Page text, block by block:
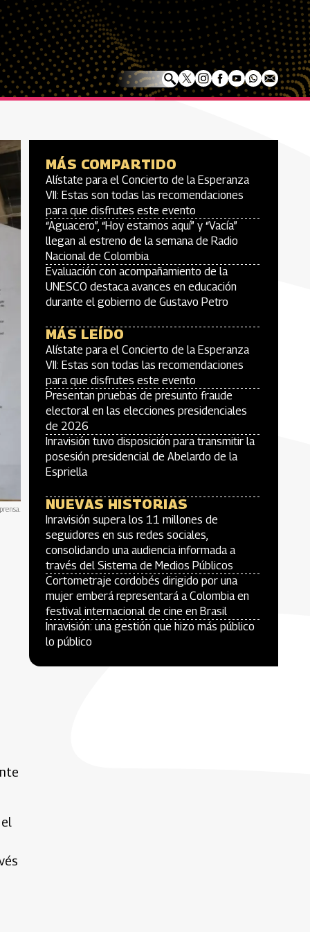
MÁS COMPARTIDO
Alístate para el Concierto de la Esperanza
VII: Estas son todas las recomendaciones
para que disfrutes este evento
“Aguacero”, “Hoy estamos aquí” y “Vacía”
llegan al estreno de la semana de Radio
Nacional de Colombia
Evaluación con acompañamiento de la
UNESCO destaca avances en educación
durante el gobierno de Gustavo Petro
MÁS LEÍDO
Alístate para el Concierto de la Esperanza
VII: Estas son todas las recomendaciones
para que disfrutes este evento
Presentan pruebas de presunto fraude
electoral en las elecciones presidenciales
de 2026
Inravisión tuvo disposición para transmitir la
posesión presidencial de Abelardo de la
Espriella
NUEVAS HISTORIAS
Inravisión supera los 11 millones de
seguidores en sus redes sociales,
consolidando una audiencia informada a
través del Sistema de Medios Públicos
Cortometraje cordobés dirigido por una
mujer emberá representará a Colombia en
festival internacional de cine en Brasil
Inravisión: una gestión que hizo más público
lo público